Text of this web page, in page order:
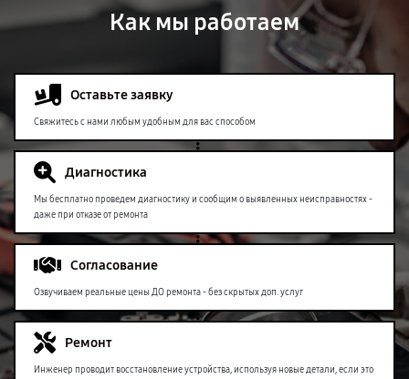
Как мы работаем
Оставьте заявку
Свяжитесь с нами любым удобным для вас способом
Диагностика
Мы бесплатно проведем диагностику и сообщим о выявленных неисправностях -
даже при отказе от ремонта
Согласование
Озвучиваем реальные цены ДО ремонта - без скрытых доп. услуг
Ремонт
Инженер проводит восстановление устройства, используя новые детали, если это